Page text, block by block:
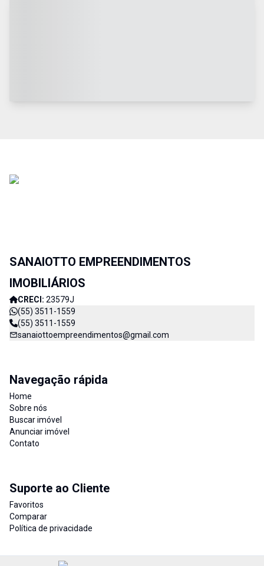
SANAIOTTO EMPREENDIMENTOS
IMOBILIÁRIOS
CRECI: 23579J
(55) 3511-1559
(55) 3511-1559
sanaiottoempreendimentos@gmail.com
Navegação rápida
Home
Sobre nós
Buscar imóvel
Anunciar imóvel
Contato
Suporte ao Cliente
Favoritos
Comparar
Política de privacidade